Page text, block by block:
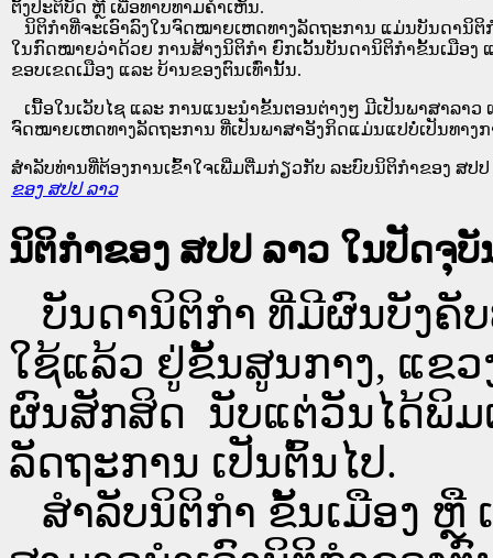
ຕັ້ງ​ປະ​ຕິ​ບັດ ຫຼື ເພື່ອທາບທາມຄໍາເຫັນ.
ນິ​ຕິ​ກຳ​ທີ່​ຈະ​ເອົາ​ລົງ​ໃນ​ຈົດ​ໝາຍ​ເຫດ​ທາງ​ລັດ​ຖະ​ການ ​ແມ່ນ​ບັນ​ດາ​ນິ​ຕິ​
ໃນ​ກົດ​ໝາຍ​ວ່າ​ດ້ວຍ​ ການ​ສ້າງ​ນິ​ຕິ​ກຳ ຍົກ​ເວັ້ນ​ບັນ​ດານິ​ຕິ​ກຳ​ຂັ້ນ​ເມືອງ
ຂອບ​ເຂດ​ເມືອງ ແລະ ບ້ານ​ຂອງ​ຕົນ​ເທົ່າ​ນັ້ນ.
ເນື້ອໃນ​ເວັບ​ໄຊ​ ແລະ ການແນະນໍາຂັ້ນຕອນຕ່າງໆ ມີເປັນພາສາລາວ
ຈົດໝາຍເຫດທາງລັດຖະການ ທີ່ເປັນພາສາອັງກິດແມ່ນແປບໍ່ເປັນທາງ
ສໍາລັບທ່ານທີ່ຕ້ອງການເຂົ້າໃຈເພີ່ມຕື່ມກ່ຽວກັບ ລະບົບນິຕິກຳຂອງ ສປປ
ຂອງ ສປປ ລາວ
ນິຕິກຳຂອງ ສປປ ລາວ ໃນປັດຈຸ
ບັນດານິຕິກໍາ ທີ່ມີຜົນບັງຄັ
ໃຊ້ແລ້ວ ຢູ່ຂັ້ນ​ສູນ​ກາງ, ແຂ
ຜົນສັກສິດ ນັບ​ແຕ່​ວັນໄດ້ພິມ
ລັດຖະການ ເປັນ​ຕົ້ນ​ໄປ.
ສຳລັບນິ​ຕິ​ກຳ ຂັ້ນເມືອງ ຫຼື